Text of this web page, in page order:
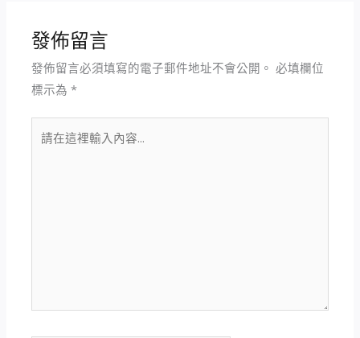
發佈留言
發佈留言必須填寫的電子郵件地址不會公開。 必填欄位
標示為*
在